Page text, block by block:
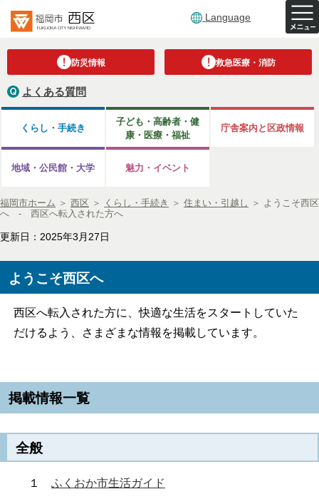
Language
防災情報 救急医療・消防
よくある質問
くらし・手続き
子ども・高齢者・健
康・医療・福祉
庁舎案内と区政情報
地域・公民館・大学 魅力・イベント
福岡市ホーム ＞ 西区 ＞ くらし・手続き ＞ 住まい・引越し ＞ ようこそ西区
へ - 西区へ転入された方へ
更新日：2025年3月27日
ようこそ西区へ
西区へ転入された方に、快適な生活をスタートしていた
だけるよう、さまざまな情報を掲載しています。
掲載情報一覧
全般
１ ふくおか市生活ガイド